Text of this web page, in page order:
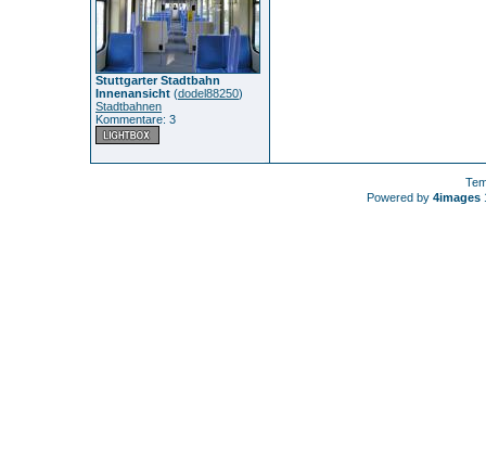
Stuttgarter Stadtbahn
Innenansicht (dodel88250)
Stadtbahnen
Kommentare: 3
Powered by 4images